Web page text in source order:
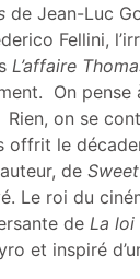
de Jean-Luc
Fellini,
L’affaire
On pense
on se
offrit le
de
Le roi du
de La loi
et inspiré